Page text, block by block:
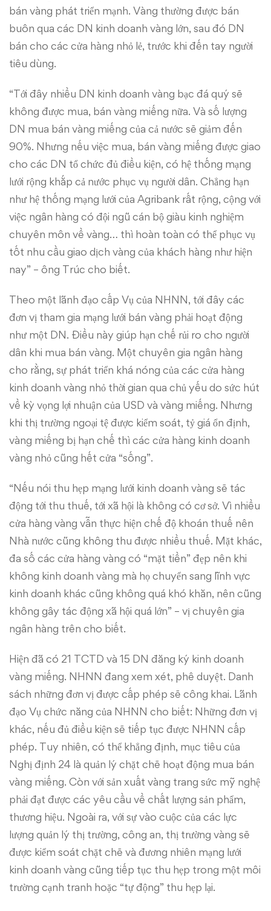
bán vàng phát triển mạnh. Vàng thường được bán
buôn qua các DN kinh doanh vàng lớn, sau đó DN
bán cho các cửa hàng nhỏ lẻ, trước khi đến tay người
tiêu dùng.
“Tới đây nhiều DN kinh doanh vàng bạc đá quý sẽ
không được mua, bán vàng miếng nữa. Và số lượng
DN mua bán vàng miếng của cả nước sẽ giảm đến
90%. Nhưng nếu việc mua, bán vàng miếng được giao
cho các DN tổ chức đủ điều kiện, có hệ thống mạng
lưới rộng khắp cả nước phục vụ người dân. Chẳng hạn
như hệ thống mạng lưới của Agribank rất rộng, cộng với
việc ngân hàng có đội ngũ cán bộ giàu kinh nghiệm
chuyên môn về vàng… thì hoàn toàn có thể phục vụ
tốt nhu cầu giao dịch vàng của khách hàng như hiện
nay” – ông Trúc cho biết.
Theo một lãnh đạo cấp Vụ của NHNN, tới đây các
đơn vị tham gia mạng lưới bán vàng phải hoạt động
như một DN. Điều này giúp hạn chế rủi ro cho người
dân khi mua bán vàng. Một chuyên gia ngân hàng
cho rằng, sự phát triển khá nóng của các cửa hàng
kinh doanh vàng nhỏ thời gian qua chủ yếu do sức hút
về kỳ vọng lợi nhuận của USD và vàng miếng. Nhưng
khi thị trường ngoại tệ được kiểm soát, tỷ giá ổn định,
vàng miếng bị hạn chế thì các cửa hàng kinh doanh
vàng nhỏ cũng hết cửa “sống”.
“Nếu nói thu hẹp mạng lưới kinh doanh vàng sẽ tác
động tới thu thuế, tới xã hội là không có cơ sở. Vì nhiều
cửa hàng vàng vẫn thực hiện chế độ khoán thuế nên
Nhà nước cũng không thu được nhiều thuế. Mặt khác,
đa số các cửa hàng vàng có “mặt tiền” đẹp nên khi
không kinh doanh vàng mà họ chuyển sang lĩnh vực
kinh doanh khác cũng không quá khó khăn, nên cũng
không gây tác động xã hội quá lớn” – vị chuyên gia
ngân hàng trên cho biết.
Hiện đã có 21 TCTD và 15 DN đăng ký kinh doanh
vàng miếng. NHNN đang xem xét, phê duyệt. Danh
sách những đơn vị được cấp phép sẽ công khai. Lãnh
đạo Vụ chức năng của NHNN cho biết: Những đơn vị
khác, nếu đủ điều kiện sẽ tiếp tục được NHNN cấp
phép. Tuy nhiên, có thể khẳng định, mục tiêu của
Nghị định 24 là quản lý chặt chẽ hoạt động mua bán
vàng miếng. Còn với sản xuất vàng trang sức mỹ nghệ
phải đạt được các yêu cầu về chất lượng sản phẩm,
thương hiệu. Ngoài ra, với sự vào cuộc của các lực
lượng quản lý thị trường, công an, thị trường vàng sẽ
được kiểm soát chặt chẽ và đương nhiên mạng lưới
kinh doanh vàng cũng tiếp tục thu hẹp trong một môi
trường cạnh tranh hoặc “tự động” thu hẹp lại.